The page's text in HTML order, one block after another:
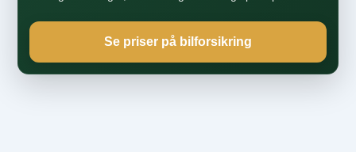
Se priser på bilforsikring